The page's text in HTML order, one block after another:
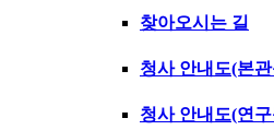
찾아오시는 길
청사 안내도(본
청사 안내도(연